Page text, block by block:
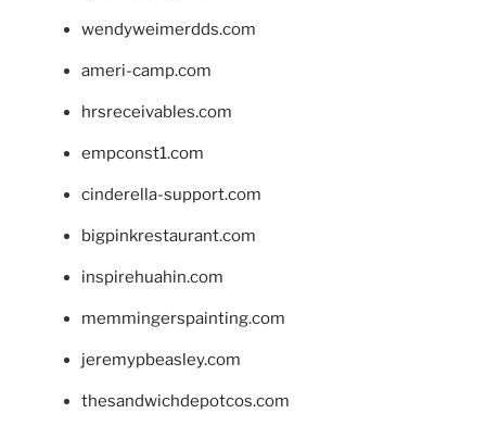
wendyweimerdds.com
ameri-camp.com
hrsreceivables.com
empconst1.com
cinderella-support.com
bigpinkrestaurant.com
inspirehuahin.com
memmingerspainting.com
jeremypbeasley.com
thesandwichdepotcos.com